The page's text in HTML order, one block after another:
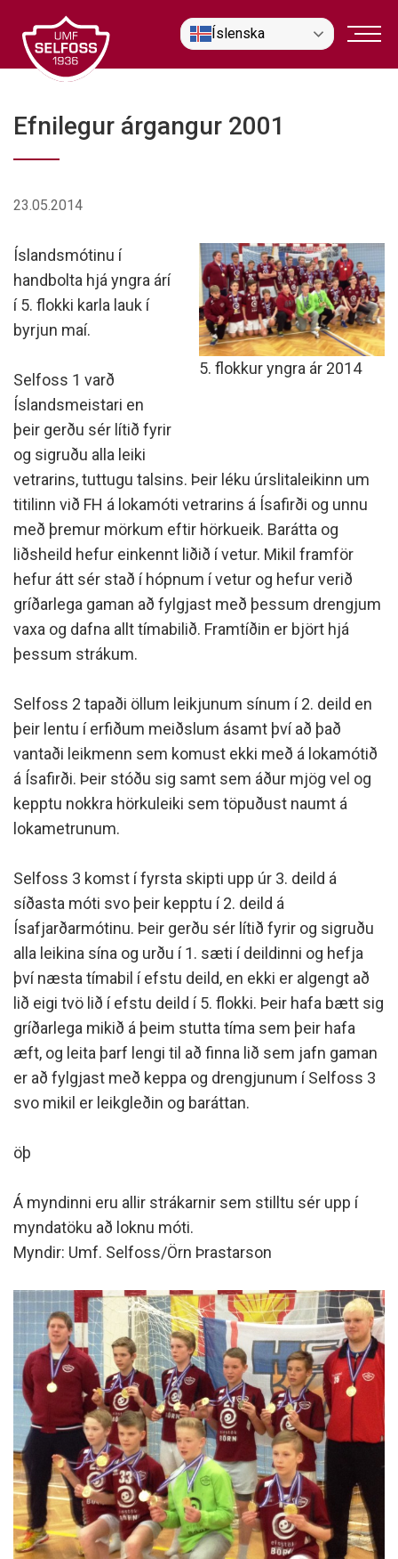
efni
Íslenska
Efnilegur árgangur 2001
23.05.2014
5. flokkur yngra ár 2014
Íslandsmótinu í
handbolta hjá yngra árí
í 5. flokki karla lauk í
byrjun maí.
Selfoss 1 varð
Íslandsmeistari en
þeir gerðu sér lítið fyrir
og sigruðu alla leiki
vetrarins, tuttugu talsins. Þeir léku úrslitaleikinn um
titilinn við FH á lokamóti vetrarins á Ísafirði og unnu
með þremur mörkum eftir hörkueik. Barátta og
liðsheild hefur einkennt liðið í vetur. Mikil framför
hefur átt sér stað í hópnum í vetur og hefur verið
gríðarlega gaman að fylgjast með þessum drengjum
vaxa og dafna allt tímabilið. Framtíðin er björt hjá
þessum strákum.
Selfoss 2 tapaði öllum leikjunum sínum í 2. deild en
þeir lentu í erfiðum meiðslum ásamt því að það
vantaði leikmenn sem komust ekki með á lokamótið
á Ísafirði. Þeir stóðu sig samt sem áður mjög vel og
kepptu nokkra hörkuleiki sem töpuðust naumt á
lokametrunum.
Selfoss 3 komst í fyrsta skipti upp úr 3. deild á
síðasta móti svo þeir kepptu í 2. deild á
Ísafjarðarmótinu. Þeir gerðu sér lítið fyrir og sigruðu
alla leikina sína og urðu í 1. sæti í deildinni og hefja
því næsta tímabil í efstu deild, en ekki er algengt að
lið eigi tvö lið í efstu deild í 5. flokki. Þeir hafa bætt sig
gríðarlega mikið á þeim stutta tíma sem þeir hafa
æft, og leita þarf lengi til að finna lið sem jafn gaman
er að fylgjast með keppa og drengjunum í Selfoss 3
svo mikil er leikgleðin og baráttan.
öþ
Á myndinni eru allir strákarnir sem stilltu sér upp í
myndatöku að loknu móti.
Myndir: Umf. Selfoss/Örn Þrastarson